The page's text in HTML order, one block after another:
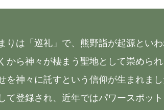
りは「巡礼」で、熊野詣が起源といわ
から神々が棲まう聖地として崇められ
を神々に託すという信仰が生まれまし
て登録され、近年ではパワースポッ